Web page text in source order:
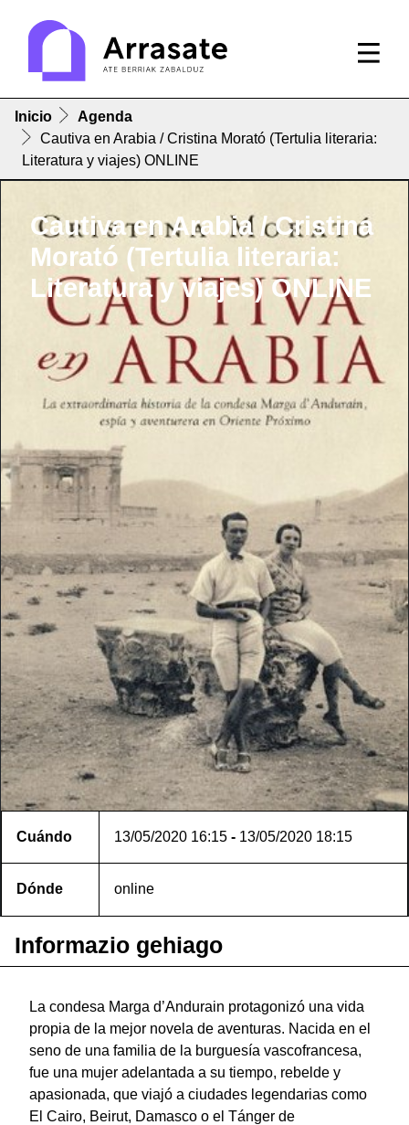
Inicio
Agenda
Cautiva en Arabia / Cristina Morató (Tertulia literaria:
Literatura y viajes) ONLINE
Cautiva en Arabia / Cristina
Morató (Tertulia literaria:
Literatura y viajes) ONLINE
Cuándo 13/05/2020 16:15 - 13/05/2020 18:15
Dónde online
Informazio gehiago
La condesa Marga d’Andurain protagonizó una vida
propia de la mejor novela de aventuras. Nacida en el
seno de una familia de la burguesía vascofrancesa,
fue una mujer adelantada a su tiempo, rebelde y
apasionada, que viajó a ciudades legendarias como
El Cairo, Beirut, Damasco o el Tánger de